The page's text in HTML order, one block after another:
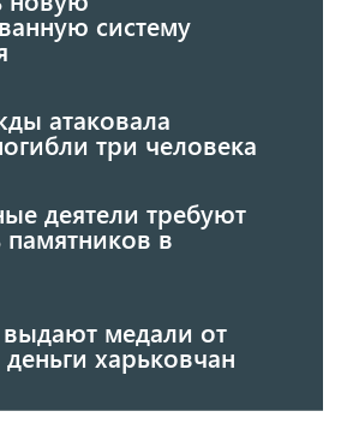
систему
атаковала
три человека
деятели требуют
памятников в
медали от
харьковчан